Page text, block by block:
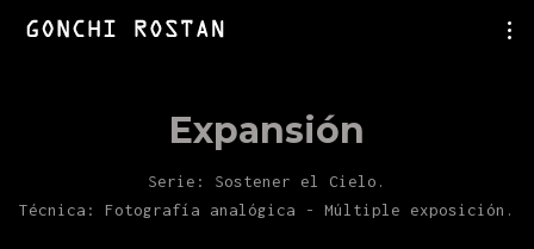
Expansión
Serie: Sostener el Cielo.
Técnica: Fotografía analógica - Múltiple exposición.